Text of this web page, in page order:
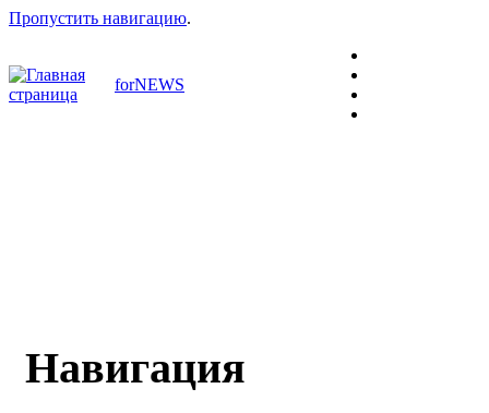
Пропустить навигацию.
forNEWS
Навигация